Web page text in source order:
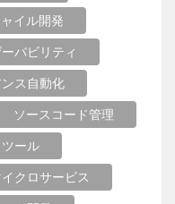
イル開発
バビリティ
ス自動化
ソースコード管理
ール
クロサービス